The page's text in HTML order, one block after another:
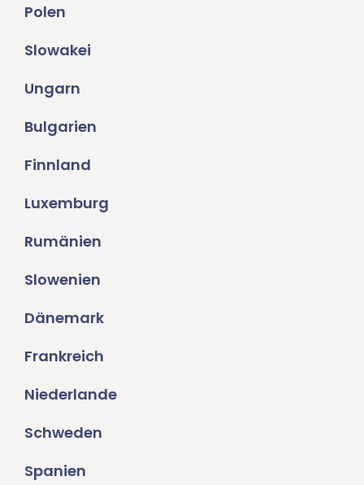
Polen
Slowakei
Ungarn
Bulgarien
Finnland
Luxemburg
Rumänien
Slowenien
Dänemark
Frankreich
Niederlande
Schweden
Spanien